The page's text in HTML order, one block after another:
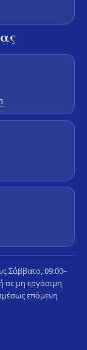
Σάββατο, 09:00–
σε μη εργάσιμη
επόμενη